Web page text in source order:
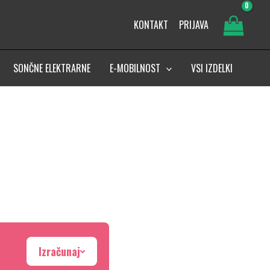
KONTAKT PRIJAVA
SONČNE ELEKTRARNE E-MOBILNOST VSI IZDELKI
Izračunaj